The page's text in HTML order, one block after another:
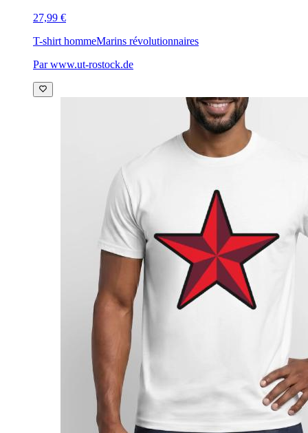
27,99 €
T-shirt hommeMarins révolutionnaires
Par www.ut-rostock.de